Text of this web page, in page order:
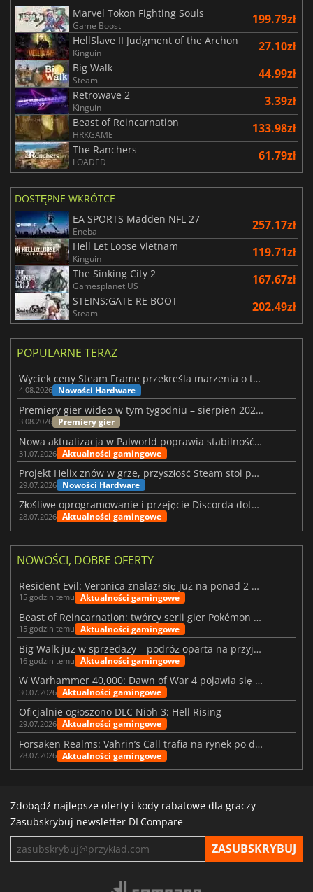
Marvel Tokon Fighting Souls
Game Boost 199.79zł
HellSlave II Judgment of the Archon
Kinguin 27.10zł
Big Walk
Steam 44.99zł
Retrowave 2
Kinguin 3.39zł
Beast of Reincarnation
HRKGAME 133.98zł
The Ranchers
LOADED 61.79zł
DOSTĘPNE WKRÓTCE
EA SPORTS Madden NFL 27
Eneba 257.17zł
Hell Let Loose Vietnam
Kinguin 119.71zł
The Sinking City 2
Gamesplanet US 167.67zł
STEINS;GATE RE BOOT
Steam 202.49zł
POPULARNE TERAZ
Wyciek ceny Steam Frame przekreśla marzenia o tanim zestawie VR
4.08.2026 Nowości Hardware
Premiery gier wideo w tym tygodniu – sierpień 2026 r. (32. tydzień)
3.08.2026 Premiery gier
Nowa aktualizacja w Palworld poprawia stabilność Sunreach i walk z bossami
31.07.2026 Aktualności gamingowe
Projekt Helix znów w grze, przyszłość Steam stoi pod znakiem zapytania
29.07.2026 Nowości Hardware
Złośliwe oprogramowanie i przejęcie Discorda dotknęły Meccha Chameleon
28.07.2026 Aktualności gamingowe
NOWOŚCI, DOBRE OFERTY
Resident Evil: Veronica znalazł się już na ponad 2 milionach list życzeń
15 godzin temu Aktualności gamingowe
Beast of Reincarnation: twórcy serii gier Pokémon wkraczają na nową ścieżkę
15 godzin temu Aktualności gamingowe
Big Walk już w sprzedaży – podróż oparta na przyjaźni
16 godzin temu Aktualności gamingowe
W Warhammer 40,000: Dawn of War 4 pojawia się frakcja Nekronów
30.07.2026 Aktualności gamingowe
Oficjalnie ogłoszono DLC Nioh 3: Hell Rising
29.07.2026 Aktualności gamingowe
Forsaken Realms: Vahrin’s Call trafia na rynek po dziesięciu latach prac
28.07.2026 Aktualności gamingowe
Zdobądź najlepsze oferty i kody rabatowe dla graczy
Zasubskrybuj newsletter DLCompare